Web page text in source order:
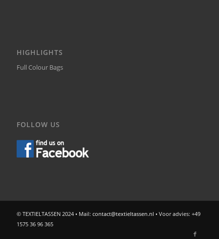
HIGHLIGHTS
Full Colour Bags
FOLLOW US
© TEXTIELTASSEN 2024 • Mail: contact@textieltassen.nl • Voor advies: +49
1575 36 96 365